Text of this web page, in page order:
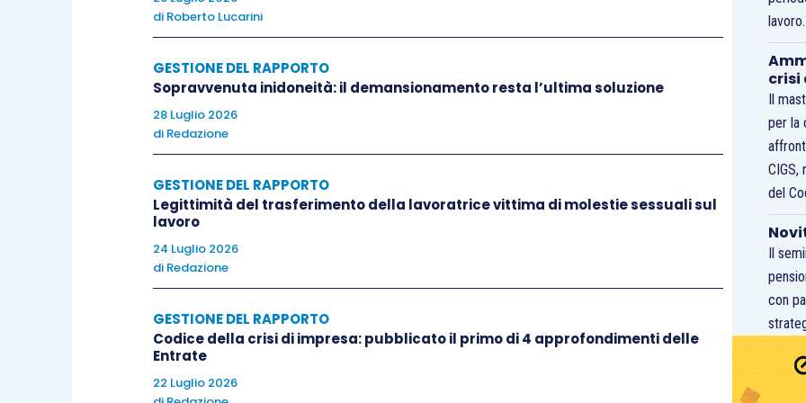
Si pensi al caso di un superminimo individuale riconosciuto in ragione del possesso di
specifiche certificazioni professionali, di particolari competenze linguistiche,
In tali ipotesi la differenza retributiva è certamente compatibile con la disciplina europea,
ma non perché venga esclusa dal livello retributivo. Essa risulta legittima in quanto
giustificata da fattori oggettivi, verificabili e non discriminatori. La formulazione adottata
dal legislatore italiano sembra invece suggerire una diversa impostazione, fondata
sull’esclusione a monte di alcune componenti individuali dalla nozione stessa di livello
retributivo.
La Direttiva europea non sembra prevedere alcuna esclusione preventiva di specifiche
di Roberto Lucarini
GESTIONE DEL RAPPORTO
Sopravvenuta inidoneità: il demansionamento resta l’ultima soluzione
28 Luglio 2026
di Redazione
GESTIONE DEL RAPPORTO
Legittimità del trasferimento della lavoratrice vittima di molestie sessuali sul
lavoro
24 Luglio 2026
di Redazione
GESTIONE DEL RAPPORTO
Codice della crisi di impresa: pubblicato il primo di 4 approfondimenti delle
Entrate
22 Luglio 2026
lavoro.
crisi
Il
per la
CIGS,
del
Il
con